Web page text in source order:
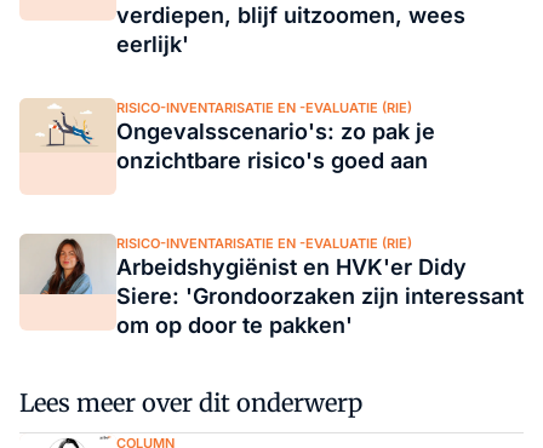
verdiepen, blijf uitzoomen, wees
eerlijk'
RISICO-INVENTARISATIE EN -EVALUATIE (RIE)
Ongevalsscenario's: zo pak je
onzichtbare risico's goed aan
RISICO-INVENTARISATIE EN -EVALUATIE (RIE)
Arbeidshygiënist en HVK'er Didy
Siere: 'Grondoorzaken zijn interessant
om op door te pakken'
Lees meer over dit onderwerp
COLUMN